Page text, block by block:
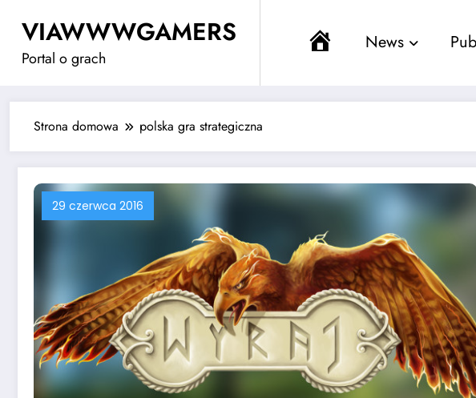
treści
VIAWWWGAMERS
Portal o grach
MenuNews
Strona domowa polska gra strategiczna
29 czerwca 2016